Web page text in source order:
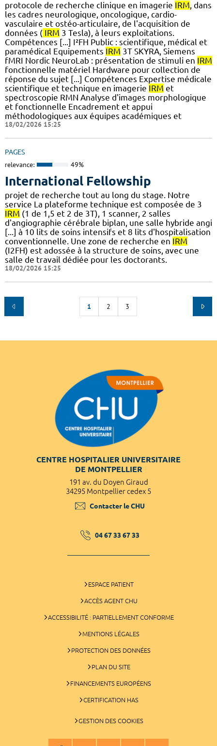
protocole de recherche clinique en imagerie IRM, dans
les cadres neurologique, oncologique, cardio-
vasculaire et ostéo-articulaire, de l'acquisition de
données ( IRM 3 Tesla), à leurs exploitations.
Compétences [...] I²FH Public : scientifique, médical et
paramédical Equipements IRM 3T SKYRA, Siemens
fMRI Nordic NeuroLab : présentation de stimuli en IRM
fonctionnelle matériel Hardware pour collection de
réponse du sujet [...] Compétences Expertise médicale
scientifique et technique en imagerie IRM et
spectroscopie RMN Analyse d'images morphologique
et fonctionnelle Encadrement et appui
méthodologiques aux équipes académiques et
18/02/2026 15:25
PAGES
relevance: 49%
International Fellowship
projet de recherche tout au long du stage. Notre
service La plateforme technique est composée de 3
IRM (1 de 1,5 et 2 de 3T), 1 scanner, 2 salles
d'angiographie cérébrale biplan, une salle hybride angi
[...] à 10 lits de soins intensifs et 8 lits d'hospitalisation
conventionnelle. Une zone de recherche en IRM
(I2FH) est adossée à la structure de soins, avec une
salle de travail dédiée pour les doctorants.
18/02/2026 15:25
1 2 3
CENTRE HOSPITALIER UNIVERSITAIRE
DE MONTPELLIER
191 av. du Doyen Giraud
34295 Montpellier cedex 5
Contacter le CHU
04 67 33 67 33
ESPACE PATIENT
ACCÈS AGENT CHU
ACCESSIBILITÉ : PARTIELLEMENT CONFORME
MENTIONS LÉGALES
PROTECTION DES DONNÉES
PLAN DU SITE
FINANCEMENTS EUROPÉENS
CERTIFICATION HAS
GESTION DES COOKIES